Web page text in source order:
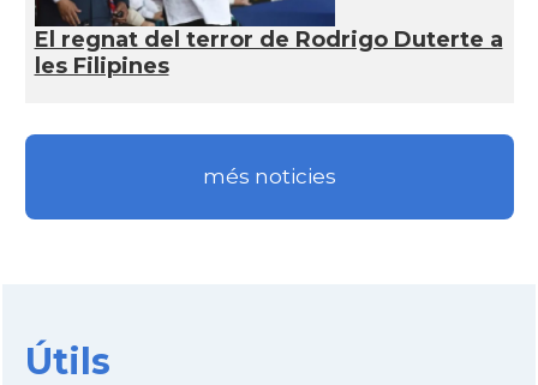
El regnat del terror de Rodrigo Duterte a
les Filipines
més noticies
Útils